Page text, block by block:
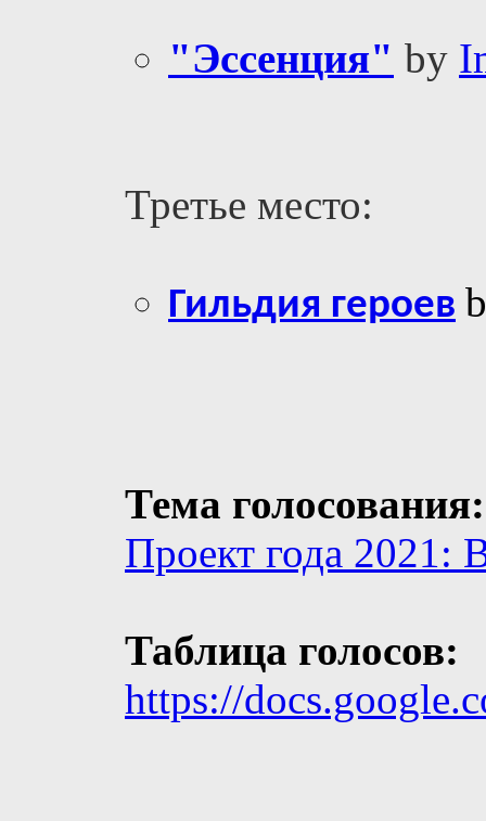
"Эссенция" by
Третье место:
Гильдия героев
Тема голосования:
Проект года 2021:
Таблица голосов:
https://